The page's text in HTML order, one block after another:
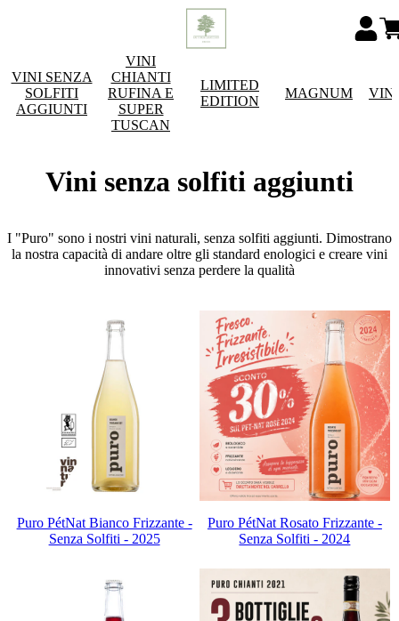
VINI SENZA
SOLFITI
AGGIUNTI
VINI
CHIANTI
RUFINA E
SUPER
TUSCAN
LIMITED
EDITION
MAGNUM
Vini senza solfiti aggiunti
I "Puro" sono i nostri vini naturali, senza solfiti aggiunti. Dimostrano
la nostra capacità di andare oltre gli standard enologici e creare vini
innovativi senza perdere la qualità
Puro PétNat Bianco Frizzante -
Senza Solfiti - 2025
Puro PétNat Rosato Frizzante -
Senza Solfiti - 2024